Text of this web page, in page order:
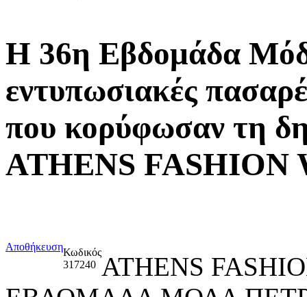
Η 36η Εβδομάδα
εντυπωσιακές
που κορύφωσαν τη
ATHENS FASHION
ΑποθήκευσηΚωδικός
317240 ATHENS